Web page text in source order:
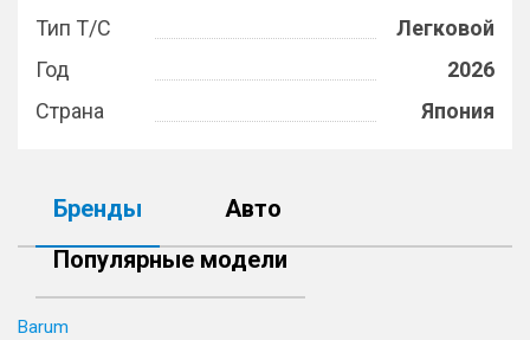
Тип Т/С
Легковой
Год
2026
Страна
Япония
Бренды
Авто
Популярные модели
Barum